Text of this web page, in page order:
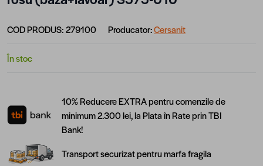
COD PRODUS:279100 Producator:Cersanit
În stoc
10% Reducere EXTRA pentru comenzile de
minimum 2.300 lei, la Plata în Rate prin TBI
Bank!
Transport securizat pentru marfa fragila